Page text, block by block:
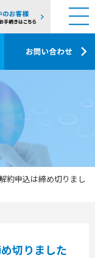
約申込は締め切りまし
切りました